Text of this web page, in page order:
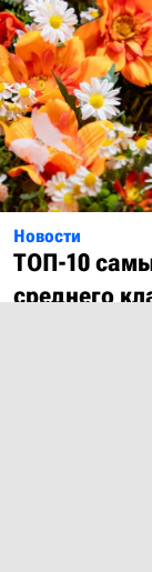
Новости
ТОП-10
среднего